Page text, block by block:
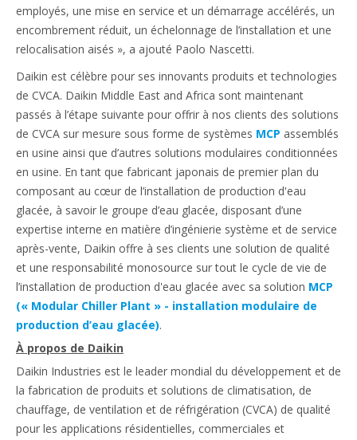
employés, une mise en service et un démarrage accélérés, un
encombrement réduit, un échelonnage de l’installation et une
relocalisation aisés », a ajouté Paolo Nascetti.
Daikin est célèbre pour ses innovants produits et technologies
de CVCA. Daikin Middle East and Africa sont maintenant
passés à l’étape suivante pour offrir à nos clients des solutions
de CVCA sur mesure sous forme de systèmes MCP assemblés
en usine ainsi que d’autres solutions modulaires conditionnées
en usine. En tant que fabricant japonais de premier plan du
composant au cœur de l’installation de production d'eau
glacée, à savoir le groupe d’eau glacée, disposant d’une
expertise interne en matière d’ingénierie système et de service
après-vente, Daikin offre à ses clients une solution de qualité
et une responsabilité monosource sur tout le cycle de vie de
l’installation de production d'eau glacée avec sa solution MCP
(« Modular Chiller Plant » - installation modulaire de
production d’eau glacée).
À propos de Daikin
Daikin Industries est le leader mondial du développement et de
la fabrication de produits et solutions de climatisation, de
chauffage, de ventilation et de réfrigération (CVCA) de qualité
pour les applications résidentielles, commerciales et